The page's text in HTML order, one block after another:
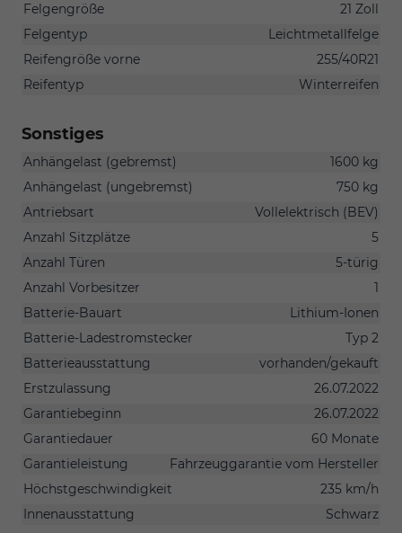
Felgengröße
21 Zoll
Felgentyp
Leichtmetallfelge
Reifengröße vorne
255/40R21
Reifentyp
Winterreifen
Sonstiges
Anhängelast (gebremst)
1600 kg
Anhängelast (ungebremst)
750 kg
Antriebsart
Vollelektrisch (BEV)
Anzahl Sitzplätze
5
Anzahl Türen
5-türig
Anzahl Vorbesitzer
1
Batterie-Bauart
Lithium-Ionen
Batterie-Ladestromstecker
Typ 2
Batterieausstattung
vorhanden/gekauft
Erstzulassung
26.07.2022
Garantiebeginn
26.07.2022
Garantiedauer
60 Monate
Garantieleistung
Fahrzeuggarantie vom Hersteller
Höchstgeschwindigkeit
235 km/h
Innenausstattung
Schwarz